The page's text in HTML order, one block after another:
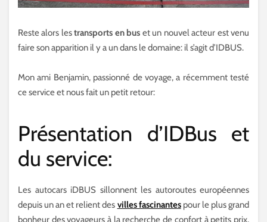
Reste alors lestransports en bus et un nouvel acteur est venu
faire son apparition il y a un dans le domaine: il s’agit d’IDBUS.
Mon ami Benjamin, passionné de voyage, a récemment testé
ce service et nous fait un petit retour:
Présentation d’IDBus et
du service:
Les autocars iDBUS sillonnent les autoroutes européennes
depuis un an et relient des villes fascinantespour le plus grand
bonheur des voyageurs à la recherche de confort à petits prix.